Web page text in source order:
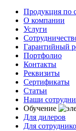
Продукция по
О компании
Услуги
Гарантийный
Портфолио
Контакты
Реквизиты
Сертификаты
Статьи
Наши
Обучение
Для дилеров
Для